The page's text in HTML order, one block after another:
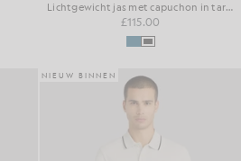
Lichtgewicht jas met capuchon in tartan
£115.00
NIEUW BINNEN